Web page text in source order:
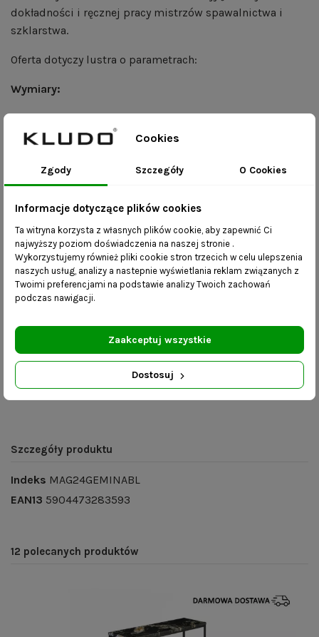
dokładności i ręcznej pracy mistrzów spawalnictwa i
szklarstwa.
Oferta dotyczy lustra o parametrach:
Wymiary:
szerokość – 130 cm
wysokość – 100 cm
rama- czarny mat
PRODUKT DOSTĘPNY NA MAGAZYNIE. SZYBKA
WYSYŁKA.
Produkt powystawowy.
Korzyści:
dostępność różnych rozmiarów – na życzenie
klienta możemy stworzyć lustro o innych
wymiarach.
Szczegóły produktu
Indeks MAG24GEMINABL
EAN13 5904473283593
12 polecanych produktów
Cookies
Zgody Szczegóły O Cookies
Informacje dotyczące plików cookies
Ta witryna korzysta z własnych plików cookie, aby zapewnić Ci
najwyższy poziom doświadczenia na naszej stronie .
Wykorzystujemy również pliki cookie stron trzecich w celu ulepszenia
naszych usług, analizy a nastepnie wyświetlania reklam związanych z
Twoimi preferencjami na podstawie analizy Twoich zachowań
podczas nawigacji.
Dostosuj
Zaakceptuj wszystkie